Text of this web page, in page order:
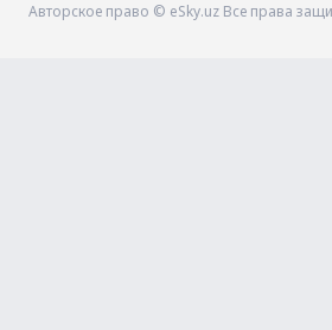
Авторское право © eSky.uz Все права